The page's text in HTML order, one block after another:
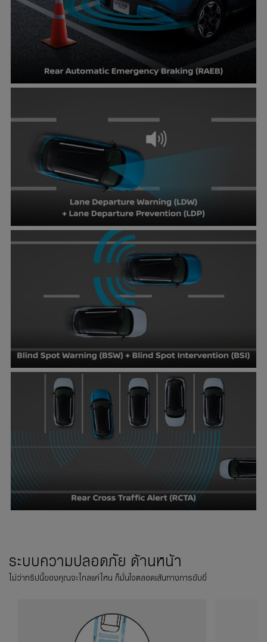
ระบบความปลอดภัย ด้านหน้า​
ไม่ว่าทริปนี้ของคุณจะไกลแค่ไหน ก็มั่นใจตลอดเส้นทางการขับขี่